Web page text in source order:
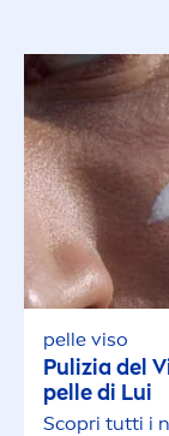
pelle viso
Pulizia del
pelle di Lui
Scopri tutti i